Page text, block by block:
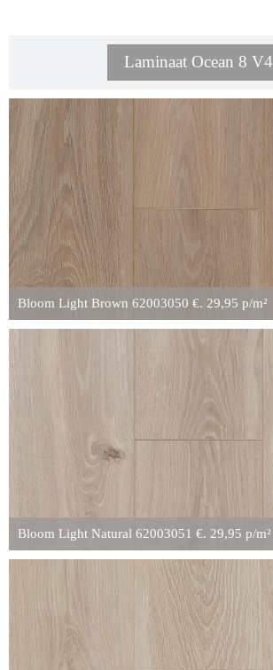
Laminaat Ocean 8 V4
Bloom Light Brown 62003050 €. 29,95 p/m²
Bloom Light Natural 62003051 €. 29,95 p/m²